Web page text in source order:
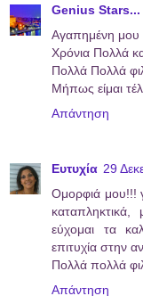
Genius Stars...
Αγαπημένη μου
Χρόνια Πολλά
Πολλά Πολλά
Μήπως είμαι
Απάντηση
Ευτυχία 29
Ομορφιά μου!!!
εύχομαι τα
επιτυχία στην
Πολλά πολλά
Απάντηση